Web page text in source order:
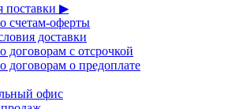
поставки ▶
счетам-оферты
доставки
договорам с отсрочкой
договорам о предоплате
офис